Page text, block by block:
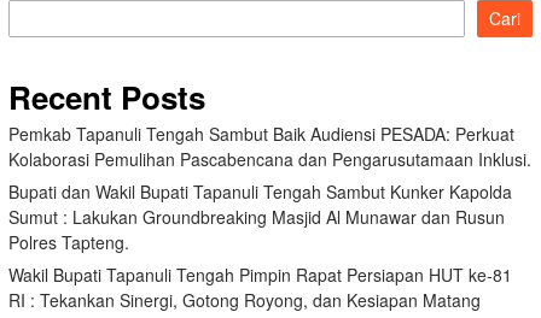
Cari
Recent Posts
Pemkab Tapanuli Tengah Sambut Baik Audiensi PESADA: Perkuat
Kolaborasi Pemulihan Pascabencana dan Pengarusutamaan Inklusi.
Bupati dan Wakil Bupati Tapanuli Tengah Sambut Kunker Kapolda
Sumut : Lakukan Groundbreaking Masjid Al Munawar dan Rusun
Polres Tapteng.
Wakil Bupati Tapanuli Tengah Pimpin Rapat Persiapan HUT ke-81
RI : Tekankan Sinergi, Gotong Royong, dan Kesiapan Matang